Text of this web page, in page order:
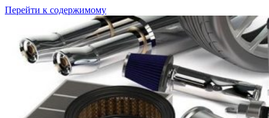
Перейти к содержимому